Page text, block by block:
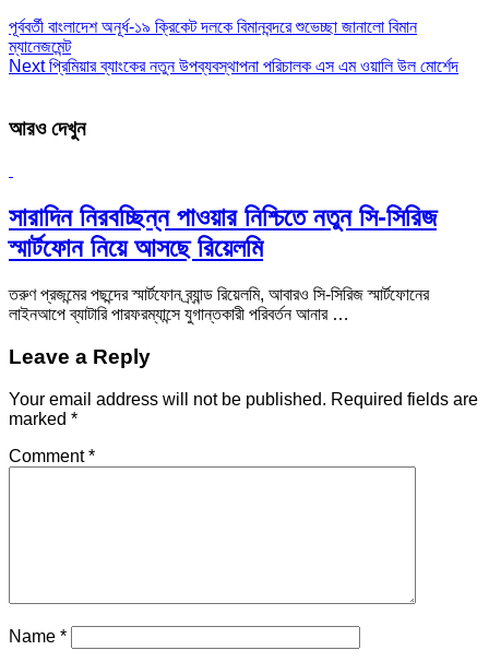
পূর্ববর্তী বাংলাদেশ অনূর্ধ-১৯ ক্রিকেট দলকে বিমানবন্দরে শুভেচ্ছা জানালো বিমান
ম্যানেজমেন্ট
Nextপ্রিমিয়ার ব্যাংকের নতুন উপব্যবস্থাপনা পরিচালক এস এম ওয়ালি উল মোর্শেদ
আরও দেখুন
সারাদিন নিরবচ্ছিন্ন পাওয়ার নিশ্চিতে নতুন সি-সিরিজ
স্মার্টফোন নিয়ে আসছে রিয়েলমি
তরুণ প্রজন্মের পছন্দের স্মার্টফোন ব্র্যান্ড রিয়েলমি, আবারও সি-সিরিজ স্মার্টফোনের
লাইনআপে ব্যাটারি পারফরম্যান্সে যুগান্তকারী পরিবর্তন আনার …
Leave a Reply
Your email address will not be published. Required fields are
marked *
Comment*
Name *